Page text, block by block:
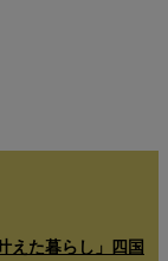
えた暮らし」四国